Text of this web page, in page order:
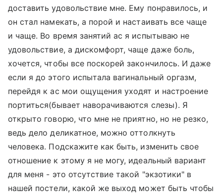
доставить удовольствие мне. Ему понравилось, и
он стал намекать, а порой и настаивать все чаще
и чаще. Во время занятий ас я испытываю не
удовольствие, а дискомфорт, чаще даже боль,
хочется, чтобы все поскорей закончилось. И даже
если я до этого испытала вагинальный оргазм,
перейдя к ас мои ощущения уходят и настроение
портиться(бывает наворачиваются слезы). Я
открыто говорю, что мне не приятно, но не резко,
ведь дело деликатное, можно оттолкнуть
человека. Подскажите как быть, изменить свое
отношение к этому я не могу, идеальный вариант
для меня - это отсутствие такой "экзотики" в
нашей постели, какой же выход может быть чтобы